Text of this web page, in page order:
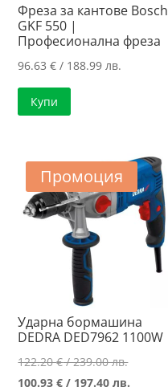
Фреза за кантове Bosch
GKF 550 |
Професионална фреза
96.63€ / 188.99 лв.
Купи
Промоция
Ударна бормашина
DEDRA DED7962 1100W
122.20€/ 239.00 лв.Original
price
100.93€ / 197.40 лв.